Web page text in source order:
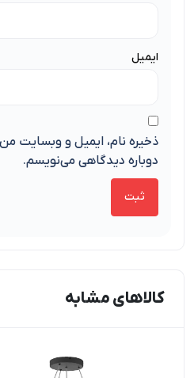
ایمیل
ذخیره نام، ایمیل و وبسایت من
دوباره دیدگاهی می‌نویسم.
کالاهای مشابه